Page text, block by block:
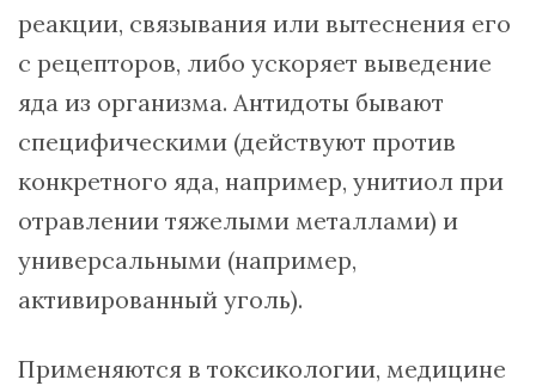
реакции, связывания или вытеснения его
с рецепторов, либо ускоряет выведение
яда из организма. Антидоты бывают
специфическими (действуют против
конкретного яда, например, унитиол при
отравлении тяжелыми металлами) и
универсальными (например,
активированный уголь).
Применяются в токсикологии, медицине